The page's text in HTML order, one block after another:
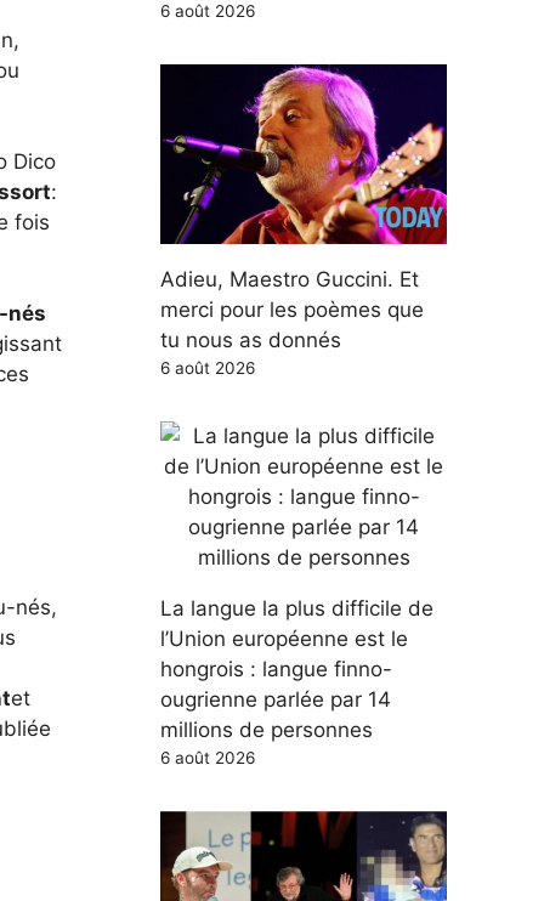
Dico
:
fois
nés
nés,
et
6 août 2026
Adieu, Maestro Guccini. Et
merci pour les poèmes que
tu nous as donnés
6 août 2026
La langue la plus difficile de
l’Union européenne est le
hongrois : langue finno-
ougrienne parlée par 14
millions de personnes
6 août 2026